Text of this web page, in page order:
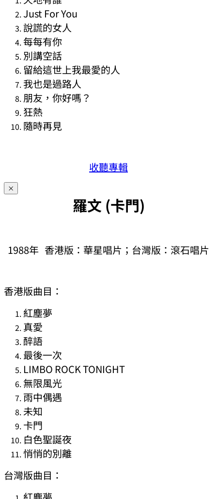
Just For You
說謊的女人
每每有你
別講空話
留給這世上我最愛的人
我也是過路人
朋友，你好嗎？
狂熱
隨時再見
收聽專輯
×
羅文 (卡門)
1988年 香港版：華星唱片；台灣版：滾石唱片
香港版曲目：
紅塵夢
真愛
醉語
最後一次
LIMBO ROCK TONIGHT
無限風光
雨中偶遇
未知
卡門
白色聖誕夜
悄悄的別離
台灣版曲目：